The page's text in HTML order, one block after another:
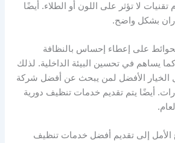
تقنيات لا تؤثر على اللون أو الطلاء. أيضًا
بشكل واضح.
على إعطاء إحساس بالنظافة
يساهم في تحسين البيئة الداخلية. لذلك
الخيار الأفضل لمن يبحث عن أفضل شركة
أيضًا يتم تقديم خدمات تنظيف دورية
إلى تقديم أفضل خدمات تنظيف